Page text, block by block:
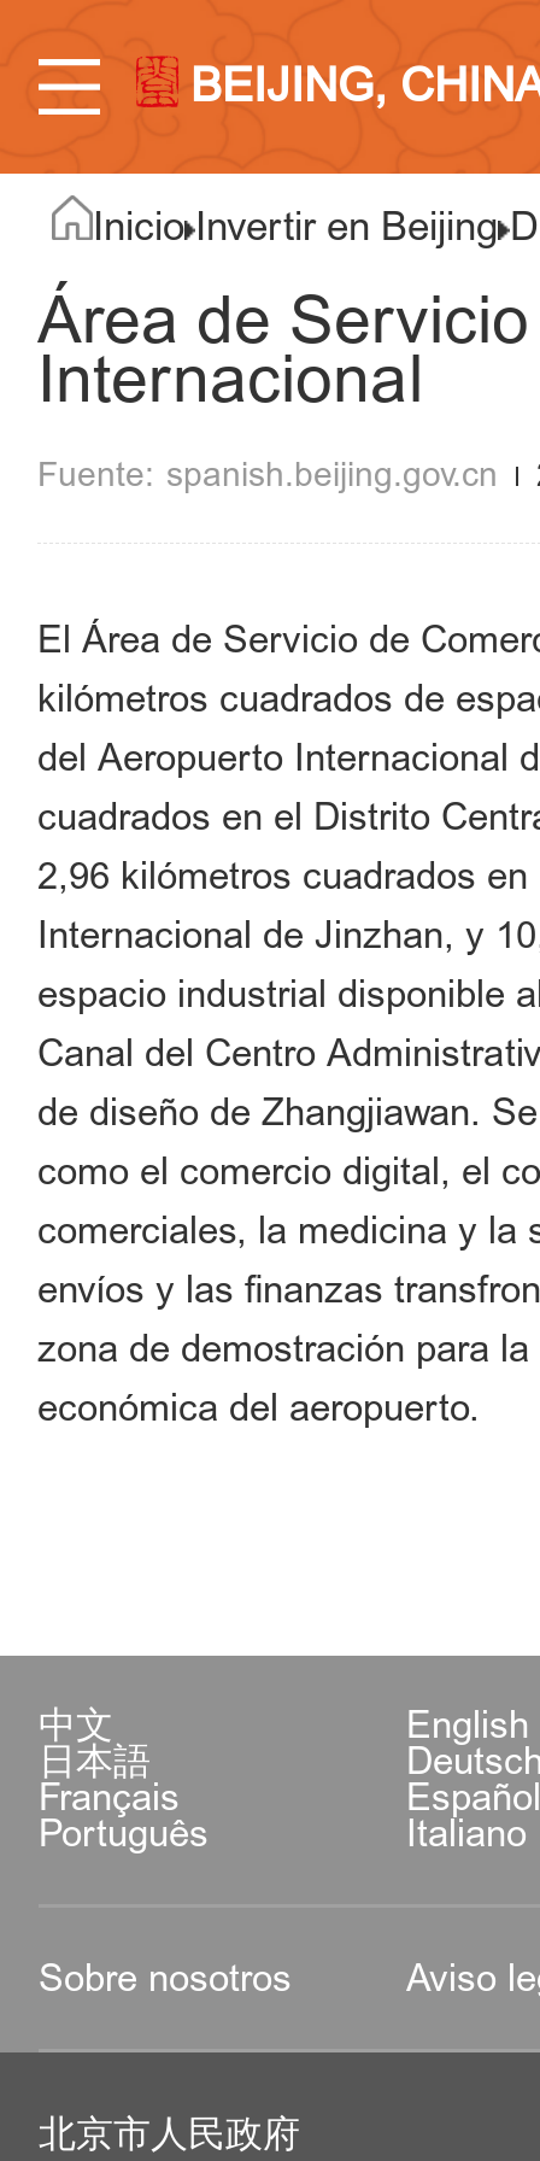
BEIJING,
Inicio Invertir en Beijing
Área de
Internacional
spanish.beijing.gov.cn
El Área de Servicio de
kilómetros cuadrados de
del Aeropuerto Internacional
cuadrados en el Distrito
2,96 kilómetros cuadrados
Internacional de Jinzhan, y
espacio industrial disponible
Canal del Centro
de diseño de Zhangjiawan.
como el comercio digital, el
comerciales, la medicina y la
envíos y las finanzas
zona de demostración para
económica del aeropuerto.
中文 English
日本語
Français
Português Italiano
Sobre nosotros Aviso
北京市人民政府